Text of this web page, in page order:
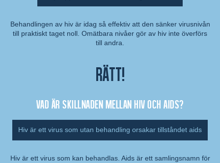
Kommentar:
Behandlingen av hiv är idag så effektiv att den sänker virusnivån
till praktiskt taget noll. Omätbara nivåer gör av hiv inte överförs
till andra.
Rätt!
Vad är skillnaden mellan hiv och aids?
Hiv är ett virus som utan behandling orsakar tillståndet aids
Hiv är ett virus som kan behandlas. Aids är ett samlingsnamn för